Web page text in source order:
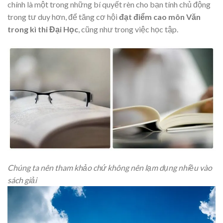
chính là một trong những bí quyết rèn cho bạn tính chủ động
trong tư duy hơn, để tăng cơ hội đạt điểm cao môn Văn
trong kì thi Đại Học, cũng như trong việc học tập.
Chúng ta nên tham khảo chứ không nên lạm dụng nhiều vào
sách giải